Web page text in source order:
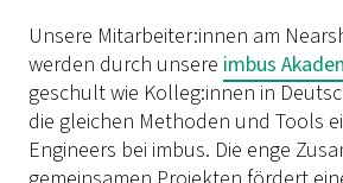
Unsere Mitarbeiter:innen am
werden durch unsere imbus
geschult wie Kolleg:innen in
die gleichen Methoden und Tools
Engineers bei imbus. Die enge